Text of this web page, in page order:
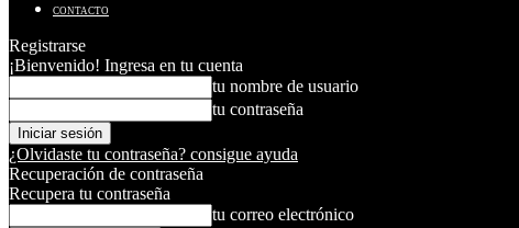
CONTACTO
Registrarse
¡Bienvenido! Ingresa en tu cuenta
tu nombre de usuario
tu contraseña
¿Olvidaste tu contraseña? consigue ayuda
Recuperación de contraseña
Recupera tu contraseña
tu correo electrónico